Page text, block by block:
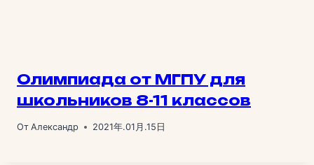
Олимпиада от МГПУ для
школьников 8-11 классов
От Александр 2021年.01月.15日